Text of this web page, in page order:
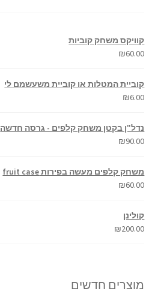
קוויקס משחק קוביות
₪60.00
קוביית המטלות או קוביית משעשמם לי
₪6.00
נדל"ן בקטן משחק קלפים - גרסה חדשה
₪90.00
משחק קלפים מעשה בפירות fruit case
₪60.00
קולינן
₪200.00
מוצרים חדשים